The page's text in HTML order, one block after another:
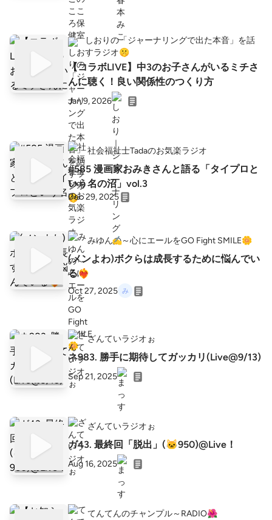
しおりの「ジャーナリングで出た本音」を話
すラジオ🤫
【コラボLIVE】中3のお子さんがいるミチさ
んに聴く！良い関係性のつくり方
Jan 9, 2026
社会福祉士Tadaのお気楽ラジオ
#585 漫画家おみきさんと語る「タイプロと
いう名の沼」vol.3
Dec 29, 2025
みゆんの～心にエールをGO Fight SMILE🌼
(メンよわ)ボクらは成長するために悩んでい
る❤️‍🔥
Oct 27, 2025
ざんていラジオぉ
ネ983. 勝手に期待してガッカリ(Live@9/13)
Sep 21, 2025
ざんていラジオぉ
ガ43. 最終回「脱出」(🐱950)@Live！
Aug 16, 2025
てんてんのチャンプル～RADIO🌺